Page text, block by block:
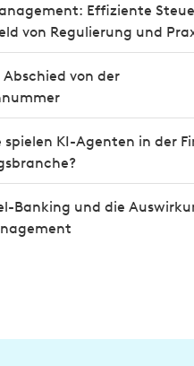
Effiziente
von Regulierung und
von der
spielen KI-Agenten in der
Banking und die